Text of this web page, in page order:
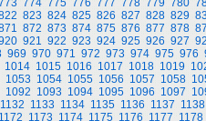
774 775 776 777 778 779 780
823 824 825 826 827 828 829
872 873 874 875 876 877 878
921 922 923 924 925 926 927
969 970 971 972 973 974 975 976
1014 1015 1016 1017 1018 1019
1053 1054 1055 1056 1057 1058
1092 1093 1094 1095 1096 1097
1132 1133 1134 1135 1136 1137 1138
1172 1173 1174 1175 1176 1177 1178